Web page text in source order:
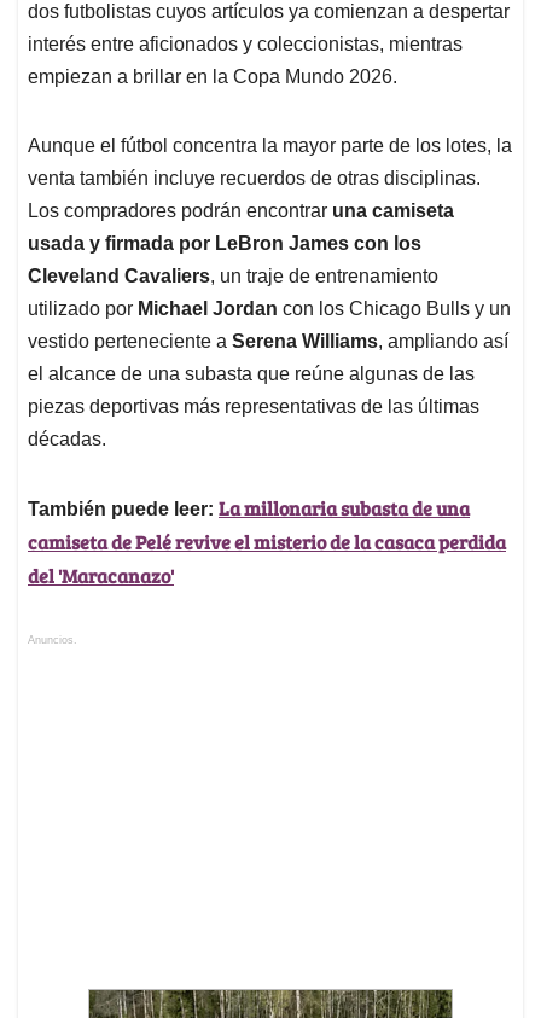
dos futbolistas cuyos artículos ya comienzan a despertar
interés entre aficionados y coleccionistas, mientras
empiezan a brillar en la Copa Mundo 2026.
Aunque el fútbol concentra la mayor parte de los lotes, la
venta también incluye recuerdos de otras disciplinas.
Los compradores podrán encontrar una camiseta
usada y firmada por LeBron James con los
Cleveland Cavaliers, un traje de entrenamiento
utilizado por Michael Jordan con los Chicago Bulls y un
vestido perteneciente a Serena Williams, ampliando así
el alcance de una subasta que reúne algunas de las
piezas deportivas más representativas de las últimas
décadas.
También puede leer: La millonaria subasta de una
camiseta de Pelé revive el misterio de la casaca perdida
del 'Maracanazo'
Anuncios.